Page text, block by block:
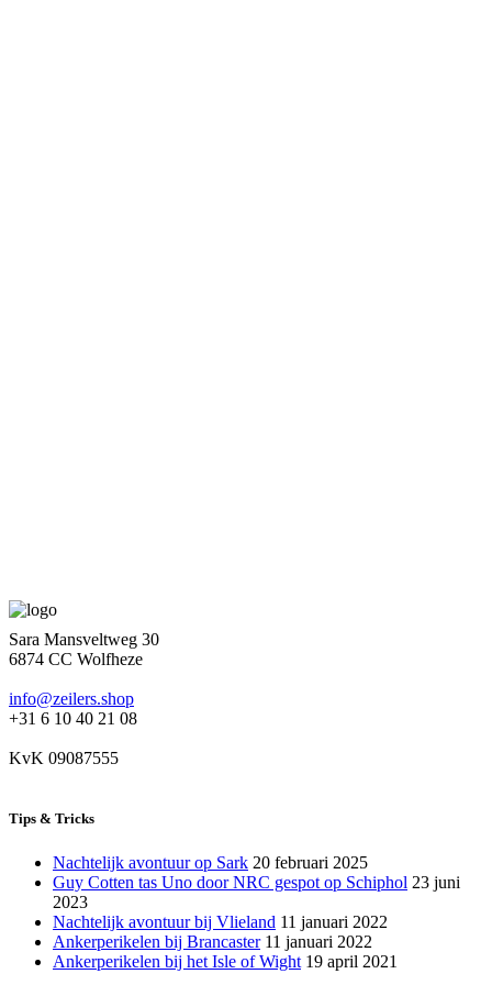
Sara Mansveltweg 30
6874 CC Wolfheze
info@zeilers.shop
+31 6 10 40 21 08
KvK 09087555
Tips & Tricks
Nachtelijk avontuur op Sark 20 februari 2025
Guy Cotten tas Uno door NRC gespot op Schiphol 23 juni
2023
Nachtelijk avontuur bij Vlieland 11 januari 2022
Ankerperikelen bij Brancaster 11 januari 2022
Ankerperikelen bij het Isle of Wight 19 april 2021